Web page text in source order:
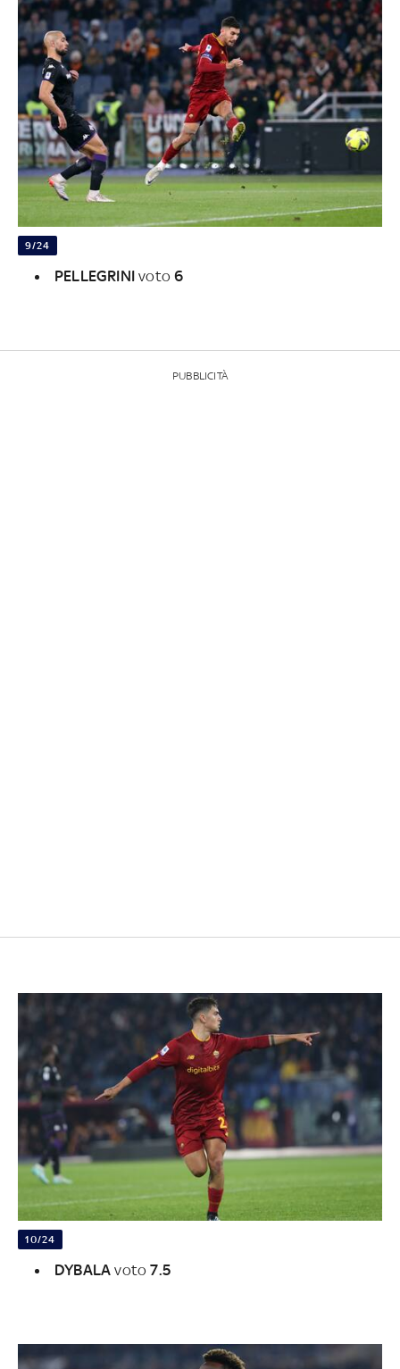
9/24
PELLEGRINIvoto6
PUBBLICITÀ
10/24
DYBALAvoto7.5